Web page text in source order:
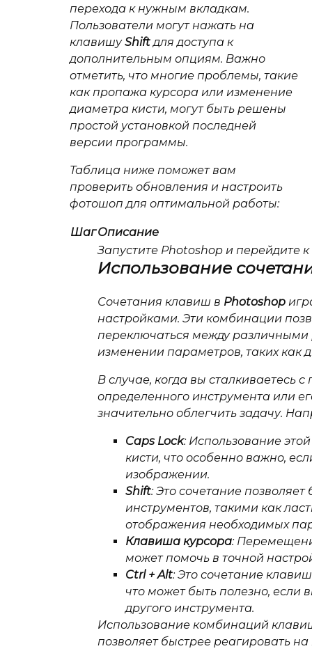
перехода к нужным вкладкам.
Пользователи могут нажать на
клавишуShiftдля доступа к
дополнительным опциям. Важно
отметить, что многие проблемы, такие
как пропажа курсора или изменение
диаметра кисти, могут быть решены
простой установкой последней
версии программы.
Таблица ниже поможет вам
проверить обновления и настроить
фотошоп для оптимальной работы:
ШагОписание
Запустите Photoshop и перейдите
Использование
Сочетания клавиш в Photoshop
настройками. Эти комбинации
переключаться между
изменении параметров, таких как
В случае, когда вы сталкиваетесь
определенного инструмента или
значительно облегчить задачу.
Caps Lock: Использование
кисти, что особенно важно,
изображении.
Shift: Это сочетание
инструментов, такими как
отображения необходимых
Клавиша курсора:
может помочь в точной
Ctrl + Alt: Это сочетание
что может быть полезно, если
другого инструмента.
Использование комбинаций
позволяет быстрее реагировать